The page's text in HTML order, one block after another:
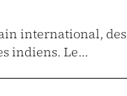
international, des
indiens. Le…